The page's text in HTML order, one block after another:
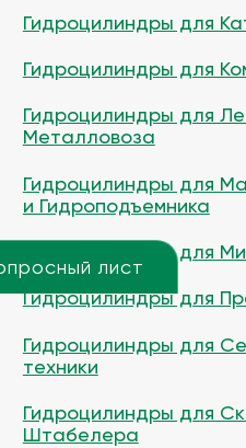
лист
Гидроцилиндры для
Гидроцилиндры для
Гидроцилиндры для
Металловоза
Гидроцилиндры для
и Гидроподъемника
Гидроцилиндры для
Гидроцилиндры для
Гидроцилиндры для
техники
Гидроцилиндры для
Штабелера